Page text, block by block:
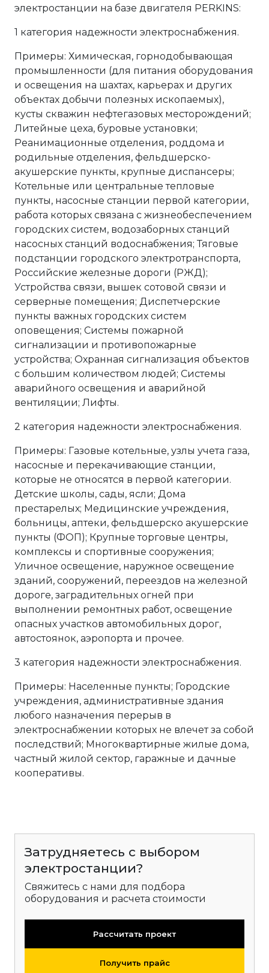
электростанции на базе двигателя PERKINS:
1 категория надежности электроснабжения.
Примеры: Химическая, горнодобывающая
промышленности (для питания оборудования
и освещения на шахтах, карьерах и других
объектах добычи полезных ископаемых),
кусты скважин нефтегазовых месторождений;
Литейные цеха, буровые установки;
Реанимационные отделения, роддома и
родильные отделения, фельдшерско-
акушерские пункты, крупные диспансеры;
Котельные или центральные тепловые
пункты, насосные станции первой категории,
работа которых связана с жизнеобеспечением
городских систем, водозаборных станций
насосных станций водоснабжения; Тяговые
подстанции городского электротранспорта,
Российские железные дороги (РЖД);
Устройства связи, вышек сотовой связи и
серверные помещения; Диспетчерские
пункты важных городских систем
оповещения; Системы пожарной
сигнализации и противопожарные
устройства; Охранная сигнализация объектов
с большим количеством людей; Системы
аварийного освещения и аварийной
вентиляции; Лифты.
2 категория надежности электроснабжения.
Примеры: Газовые котельные, узлы учета газа,
насосные и перекачивающие станции,
которые не относятся в первой категории.
Детские школы, сады, ясли; Дома
престарелых; Медицинские учреждения,
больницы, аптеки, фельдшерско акушерские
пункты (ФОП); Крупные торговые центры,
комплексы и спортивные сооружения;
Уличное освещение, наружное освещение
зданий, сооружений, переездов на железной
дороге, заградительных огней при
выполнении ремонтных работ, освещение
опасных участков автомобильных дорог,
автостоянок, аэропорта и прочее.
3 категория надежности электроснабжения.
Примеры: Населенные пункты; Городские
учреждения, административные здания
любого назначения перерыв в
электроснабжении которых не влечет за собой
последствий; Многоквартирные жилые дома,
частный жилой сектор, гаражные и дачные
кооперативы.
Затрудняетесь с выбором
электростанции?
Свяжитесь с нами для подбора
оборудования и расчета стоимости
Рассчитать проект
Получить прайс